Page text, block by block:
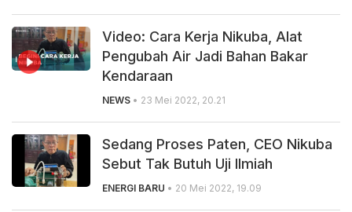
Video: Cara Kerja Nikuba, Alat
Pengubah Air Jadi Bahan Bakar
Kendaraan
NEWS • 23 Mei 2022, 20.21
Sedang Proses Paten, CEO Nikuba
Sebut Tak Butuh Uji Ilmiah
ENERGI BARU • 20 Mei 2022, 19.09